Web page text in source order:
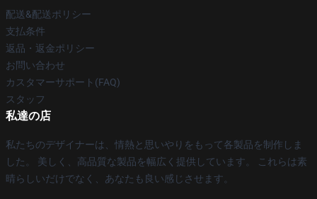
配送&配送ポリシー
支払条件
返品・返金ポリシー
お問い合わせ
カスタマーサポート(FAQ)
スタッフ
私達の店
私たちのデザイナーは、情熱と思いやりをもって各製品を制作しま
した。 美しく、高品質な製品を幅広く提供しています。 これらは素
晴らしいだけでなく、あなたも良い感じさせます。